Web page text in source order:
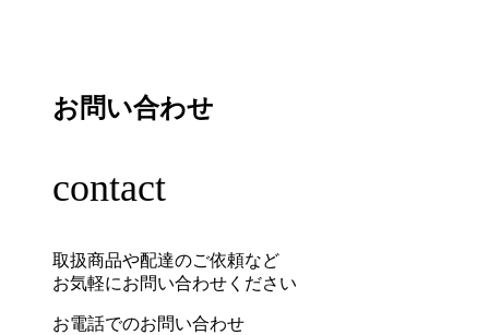
お問い合わせ
contact
取扱商品や配達のご依頼など
お気軽にお問い合わせください
お電話でのお問い合わせ